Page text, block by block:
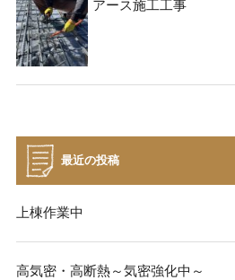
アース施工工事
最近の投稿
上棟作業中
高気密・高断熱～気密強化中～